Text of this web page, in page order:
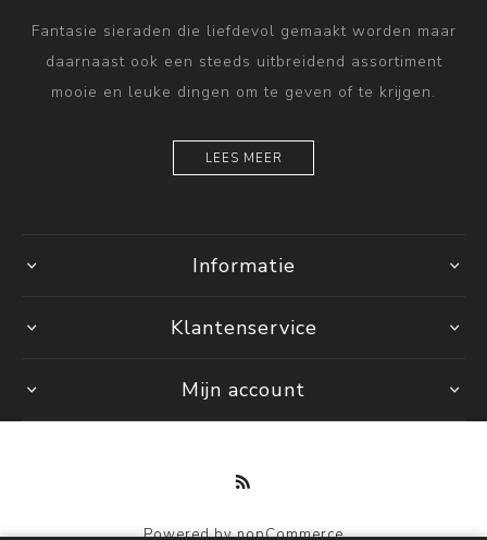
Fantasie sieraden die liefdevol gemaakt worden maar
daarnaast ook een steeds uitbreidend assortiment
mooie en leuke dingen om te geven of te krijgen.
LEES MEER
Informatie
Klantenservice
Mijn account
Powered bynopCommerce